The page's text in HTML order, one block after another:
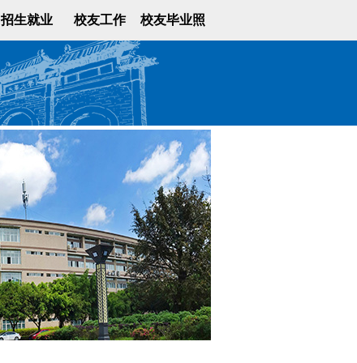
招生就业 校友工作 校友毕业照